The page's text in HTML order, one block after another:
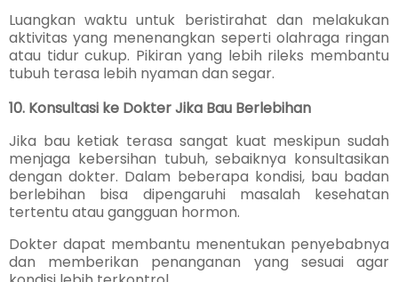
Luangkan waktu untuk beristirahat dan melakukan
aktivitas yang menenangkan seperti olahraga ringan
atau tidur cukup. Pikiran yang lebih rileks membantu
tubuh terasa lebih nyaman dan segar.
10. Konsultasi ke Dokter Jika Bau Berlebihan
Jika bau ketiak terasa sangat kuat meskipun sudah
menjaga kebersihan tubuh, sebaiknya konsultasikan
dengan dokter. Dalam beberapa kondisi, bau badan
berlebihan bisa dipengaruhi masalah kesehatan
tertentu atau gangguan hormon.
Dokter dapat membantu menentukan penyebabnya
dan memberikan penanganan yang sesuai agar